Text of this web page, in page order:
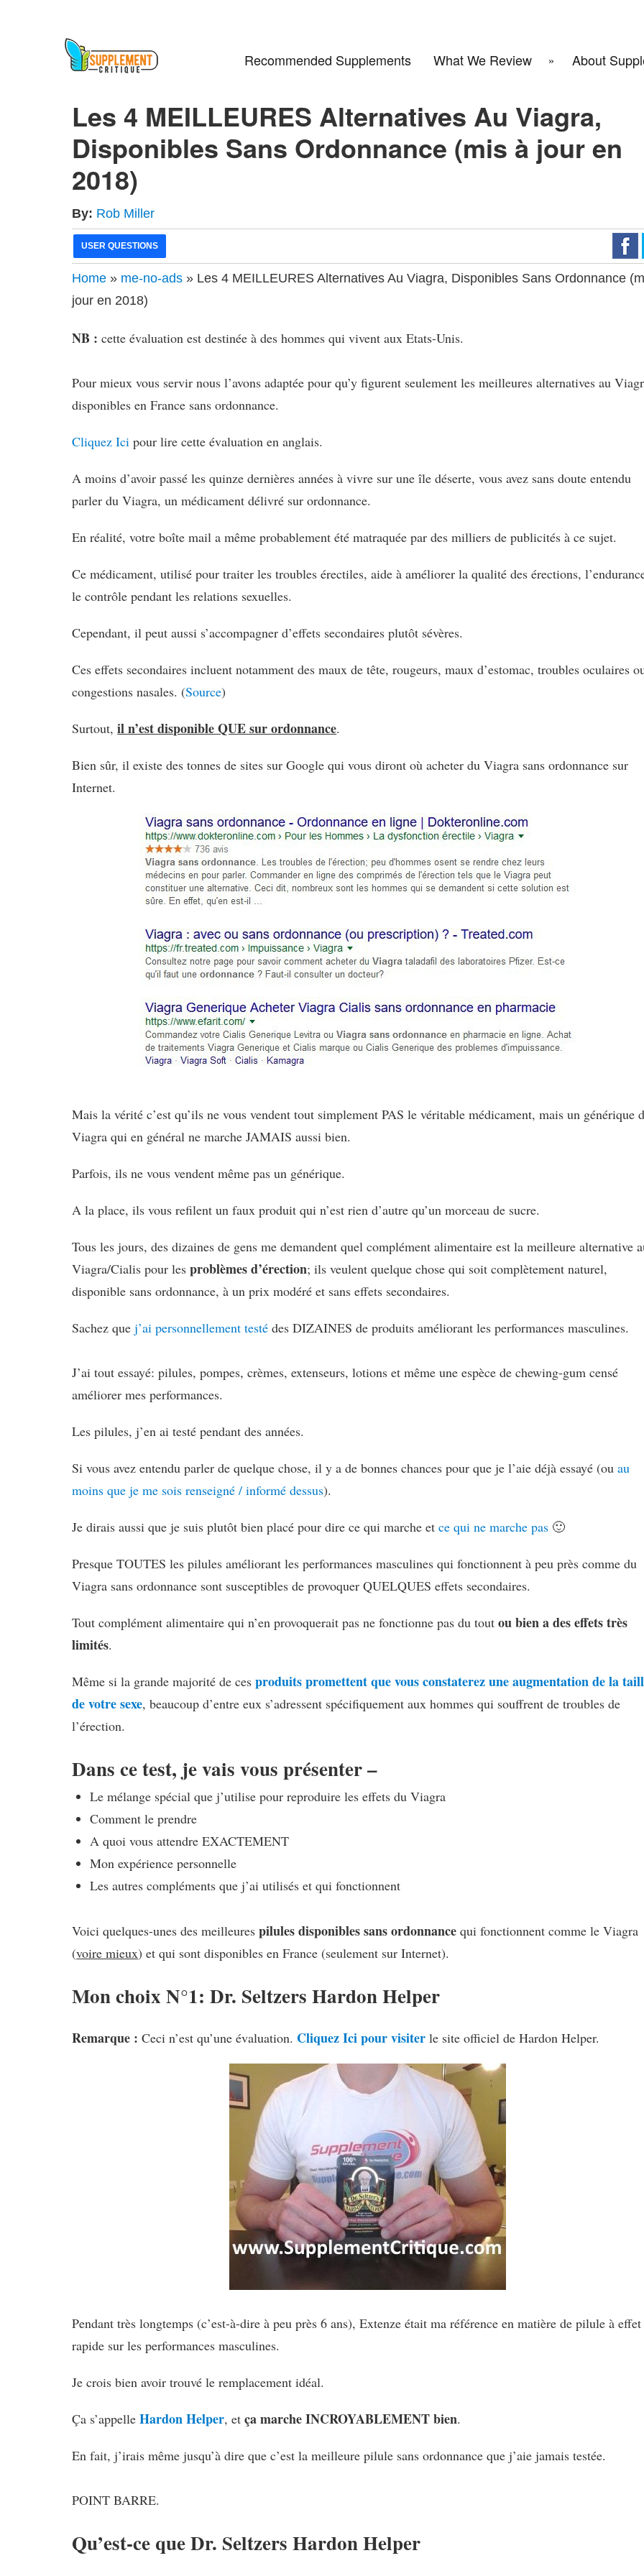
Recommended Supplements What We Review About
Les 4 MEILLEURES Alternatives Au Viagra,
Disponibles Sans Ordonnance (mis à jour en
2018)
By: Rob Miller
USER QUESTIONS
Home » me-no-ads » Les 4 MEILLEURES Alternatives Au Viagra, Disponibles Sans Ordonnance
jour en 2018)
NB : cette évaluation est destinée à des hommes qui vivent aux Etats-Unis.
Pour mieux vous servir nous l’avons adaptée pour qu’y figurent seulement les meilleures alternatives au
disponibles en France sans ordonnance.
Cliquez Ici pour lire cette évaluation en anglais.
A moins d’avoir passé les quinze dernières années à vivre sur une île déserte, vous avez sans doute entendu
parler du Viagra, un médicament délivré sur ordonnance.
En réalité, votre boîte mail a même probablement été matraquée par des milliers de publicités à ce sujet.
Ce médicament, utilisé pour traiter les troubles érectiles, aide à améliorer la qualité des érections,
le contrôle pendant les relations sexuelles.
Cependant, il peut aussi s’accompagner d’effets secondaires plutôt sévères.
Ces effets secondaires incluent notamment des maux de tête, rougeurs, maux d’estomac, troubles oculaires
congestions nasales. (Source)
Surtout,il n’est disponible QUE sur ordonnance.
Bien sûr, il existe des tonnes de sites sur Google qui vous diront où acheter du Viagra sans ordonnance sur
Internet.
Mais la vérité c’est qu’ils ne vous vendent tout simplement PAS le véritable médicament, mais un générique
Viagra qui en général ne marche JAMAIS aussi bien.
Parfois, ils ne vous vendent même pas un générique.
A la place, ils vous refilent un faux produit qui n’est rien d’autre qu’un morceau de sucre.
Tous les jours, des dizaines de gens me demandent quel complément alimentaire est la meilleure alternative
Viagra/Cialis pour lesproblèmes d’érection; ils veulent quelque chose qui soit complètement naturel,
disponible sans ordonnance, à un prix modéré et sans effets secondaires.
Sachez quej’ai personnellement testé des DIZAINES de produits améliorant les performances masculines.
J’ai tout essayé: pilules, pompes, crèmes, extenseurs, lotions et même une espèce de chewing-gum censé
améliorer mes performances.
Les pilules, j’en ai testé pendant des années.
Si vous avez entendu parler de quelque chose, il y a de bonnes chances pour que je l’aie déjà essayé (ouau
moins que je me sois renseigné / informé dessus).
Je dirais aussi que je suis plutôt bien placé pour dire ce qui marche etce qui ne marche pas 🙂
Presque TOUTES les pilules améliorant les performances masculines qui fonctionnent à peu près comme du
Viagra sans ordonnance sont susceptibles de provoquer QUELQUES effets secondaires.
Tout complément alimentaire qui n’en provoquerait pas ne fonctionne pas du toutou bien a des effets très
limités.
Même si la grande majorité de cesproduits promettent que vous constaterez une augmentation de la
de votre sexe, beaucoup d’entre eux s’adressent spécifiquement aux hommes qui souffrent de troubles de
l’érection.
Dans ce test, je vais vous présenter –
Le mélange spécial que j’utilise pour reproduire les effets du Viagra
Comment le prendre
A quoi vous attendre EXACTEMENT
Mon expérience personnelle
Les autres compléments que j’ai utilisés et qui fonctionnent
Voici quelques-unes des meilleurespilules disponibles sans ordonnance qui fonctionnent comme le Viagra
(voire mieux) et qui sont disponibles en France (seulement sur Internet).
Mon choix N°1: Dr. Seltzers Hardon Helper
Remarque : Ceci n’est qu’une évaluation. Cliquez Ici pour visiter le site officiel de Hardon Helper.
Pendant très longtemps (c’est-à-dire à peu près 6 ans), Extenze était ma référence en matière de pilule à effet
rapide sur les performances masculines.
Je crois bien avoir trouvé le remplacement idéal.
Ça s’appelleHardon Helper, etça marche INCROYABLEMENT bien.
En fait, j’irais même jusqu’à dire que c’est la meilleure pilule sans ordonnance que j’aie jamais testée.
POINT BARRE.
Qu’est-ce que Dr. Seltzers Hardon Helper